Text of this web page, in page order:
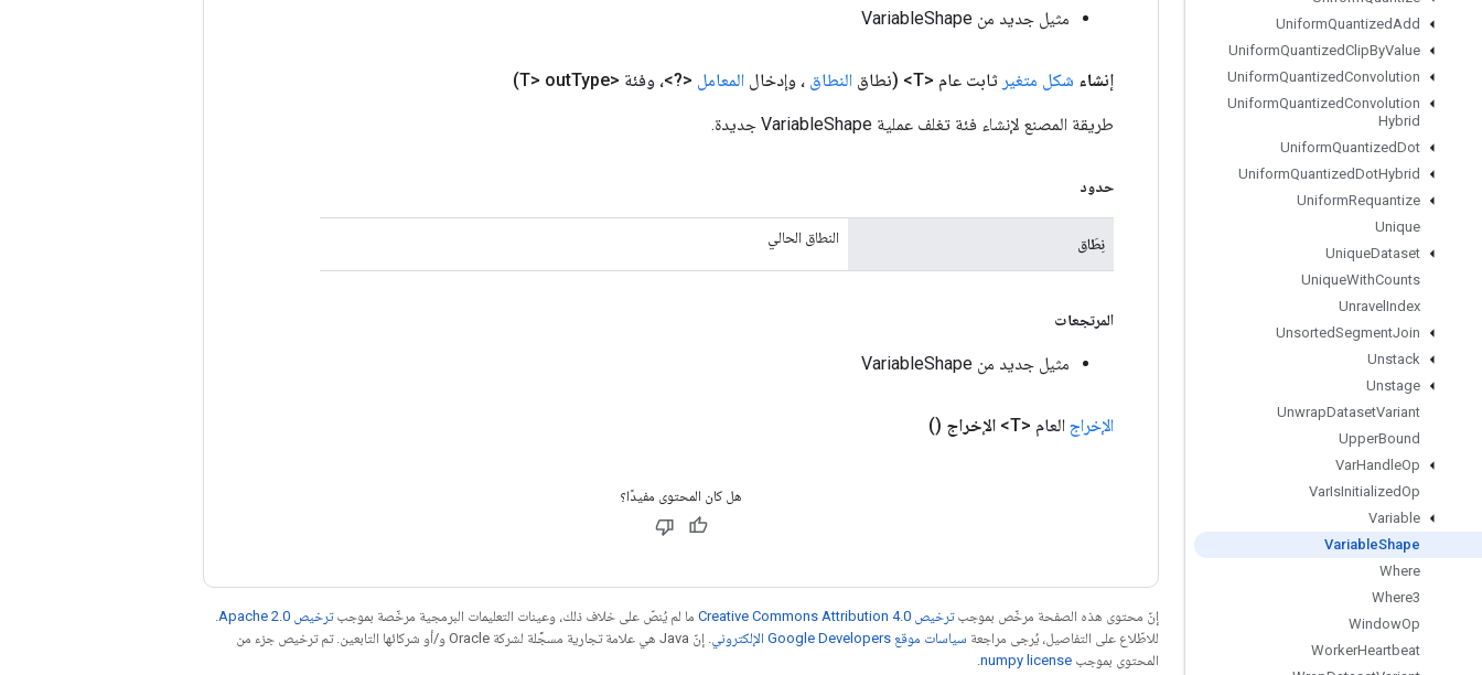
UniformQuantizedAdd
UniformQuantizedClipByValue
UniformQuantizedConvolution
UniformQuantizedConvolution
Hybrid
UniformQuantizedDot
UniformQuantizedDotHybrid
UniformRequantize
Unique
UniqueDataset
UniqueWithCounts
Unravel Index
UnsortedSegmentJoin
Unstack
Unstage
UnwrapDatasetVariant
UpperBound
VarHandleOp
VarIsInitializedOp
Variable
VariableShape
Where
Where3
WindowOp
WorkerHeartbeat
مثيل جديد من VariableShape
إنشاء شكل متغير ثابت عام <T> (نطاق النطاق ، وإدخال المعامل <?>، وفئة <T> outType)
طريقة المصنع لإنشاء فئة تغلف عملية VariableShape جديدة.
حدود
نِطَاق النطاق الحالي
المرتجعات
مثيل جديد من VariableShape
الإخراج العام <T> الإخراج ()
هل كان المحتوى مفيدًا؟
إنّ محتوى هذه الصفحة مرخّص بموجبترخيص Creative Commons Attribution 4.0‏ ما لم يُنصّ على خلاف ذلك، وعينات التعليمات البرمجية مرخّصة بموجبترخيص Apache 2.0‏
للاطّلاع على التفاصيل، يُرجى مراجعة سياسات موقع Google Developers الإلكتروني
. إنّ Java هي علامة تجارية مسجَّلة لشركة Oracle و/أو شركائها التابعين. تم ترخيص جزء من
المحتوى بموجب numpy license